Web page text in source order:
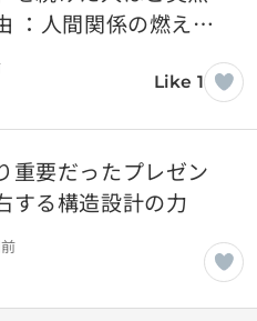
：人間関係の燃え尽
で
Like 1
重要だったプレゼン
する構造設計の力